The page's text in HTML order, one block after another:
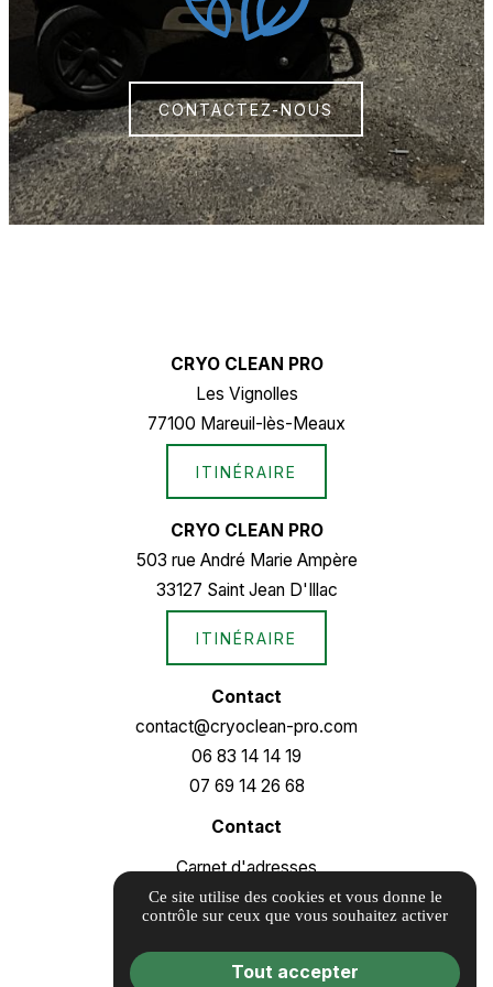
CONTACTEZ-NOUS
CRYO CLEAN PRO
Les Vignolles
77100 Mareuil-lès-Meaux
ITINÉRAIRE
CRYO CLEAN PRO
503 rue André Marie Ampère
33127 Saint Jean D'Illac
ITINÉRAIRE
Contact
contact@cryoclean-pro.com
06 83 14 14 19
07 69 14 26 68
Contact
Carnet d'adresses
Informations complémentaires
Mentions légales
Politique de confidentialité
Ce site utilise des cookies et vous donne le
contrôle sur ceux que vous souhaitez activer
Tout accepter